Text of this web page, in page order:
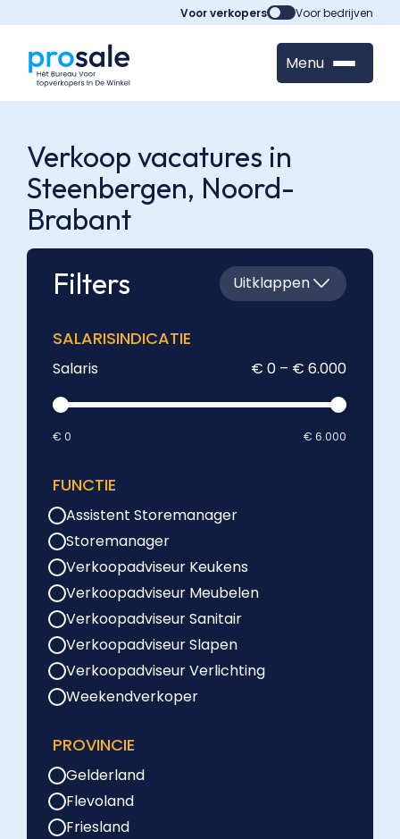
Voor verkopers Voor bedrijven
Menu
Verkoop vacatures in
Steenbergen, Noord-
Brabant
Filters
Uitklappen
SALARISINDICATIE
Salaris € 0 – € 6.000
€ 0 € 6.000
FUNCTIE
Assistent Storemanager
Storemanager
Verkoopadviseur Keukens
Verkoopadviseur Meubelen
Verkoopadviseur Sanitair
Verkoopadviseur Slapen
Verkoopadviseur Verlichting
Weekendverkoper
PROVINCIE
Gelderland
Flevoland
Friesland